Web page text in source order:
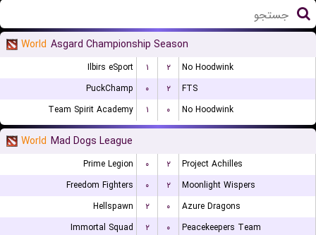
World Asgard Championship Season
Ilbirs eSport ۱ ۲
No Hoodwink
PuckChamp
۰ ۲
FTS
Team Spirit Academy
۱ ۰ No Hoodwink
World Mad Dogs League
Prime Legion ۰ ۲
Project Achilles
Freedom Fighters
۰ ۲
Moonlight Wispers
Hellspawn
۲ ۰
Azure Dragons
Immortal Squad
۲ ۰
Peacekeepers Team